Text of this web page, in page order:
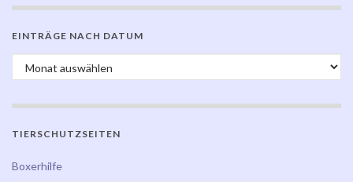
EINTRÄGE NACH DATUM
Einträge nach Datum
TIERSCHUTZSEITEN
Boxerhilfe